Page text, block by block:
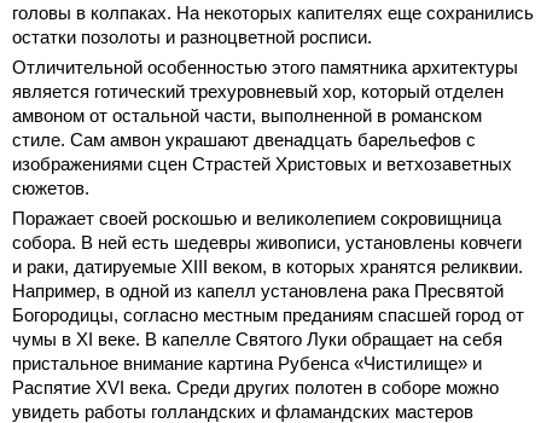
головы в колпаках. На некоторых капителях еще сохранились
остатки позолоты и разноцветной росписи.
Отличительной особенностью этого памятника архитектуры
является готический трехуровневый хор, который отделен
амвоном от остальной части, выполненной в романском
стиле. Сам амвон украшают двенадцать барельефов с
изображениями сцен Страстей Христовых и ветхозаветных
сюжетов.
Поражает своей роскошью и великолепием сокровищница
собора. В ней есть шедевры живописи, установлены ковчеги
и раки, датируемые XIII веком, в которых хранятся реликвии.
Например, в одной из капелл установлена рака Пресвятой
Богородицы, согласно местным преданиям спасшей город от
чумы в XI веке. В капелле Святого Луки обращает на себя
пристальное внимание картина Рубенса «Чистилище» и
Распятие XVI века. Среди других полотен в соборе можно
увидеть работы голландских и фламандских мастеров